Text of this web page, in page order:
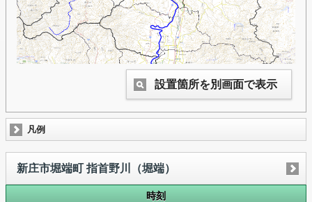
設置箇所を別画面で表示
凡例
新庄市堀端町 指首野川（堀端）
時刻